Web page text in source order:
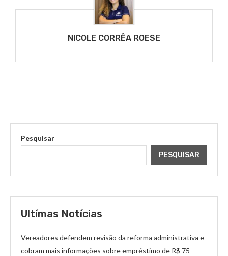
NICOLE CORRÊA ROESE
Pesquisar
PESQUISAR
Ultímas Notícias
Vereadores defendem revisão da reforma administrativa e
cobram mais informações sobre empréstimo de R$ 75